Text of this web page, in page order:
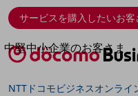
中堅中小企業のお客さま
NTTドコモビジネスウォッ
サービスを購入したいお客
NTTドコモビジネスオンラ